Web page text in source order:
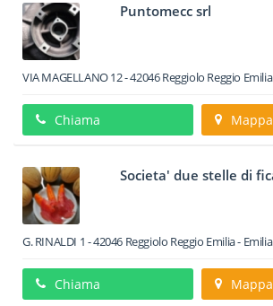
Puntomecc srl
VIA MAGELLANO 12-42046Reggiolo Reggio
Chiama Mappa
Societa' due stelle di
G. RINALDI 1 -42046 Reggiolo Reggio Emilia -
Chiama Mappa